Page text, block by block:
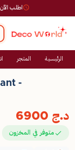
اطلب الآن واستلم خلال
الرئيسية المتجر
-
د.ج
متوفر في المخزون